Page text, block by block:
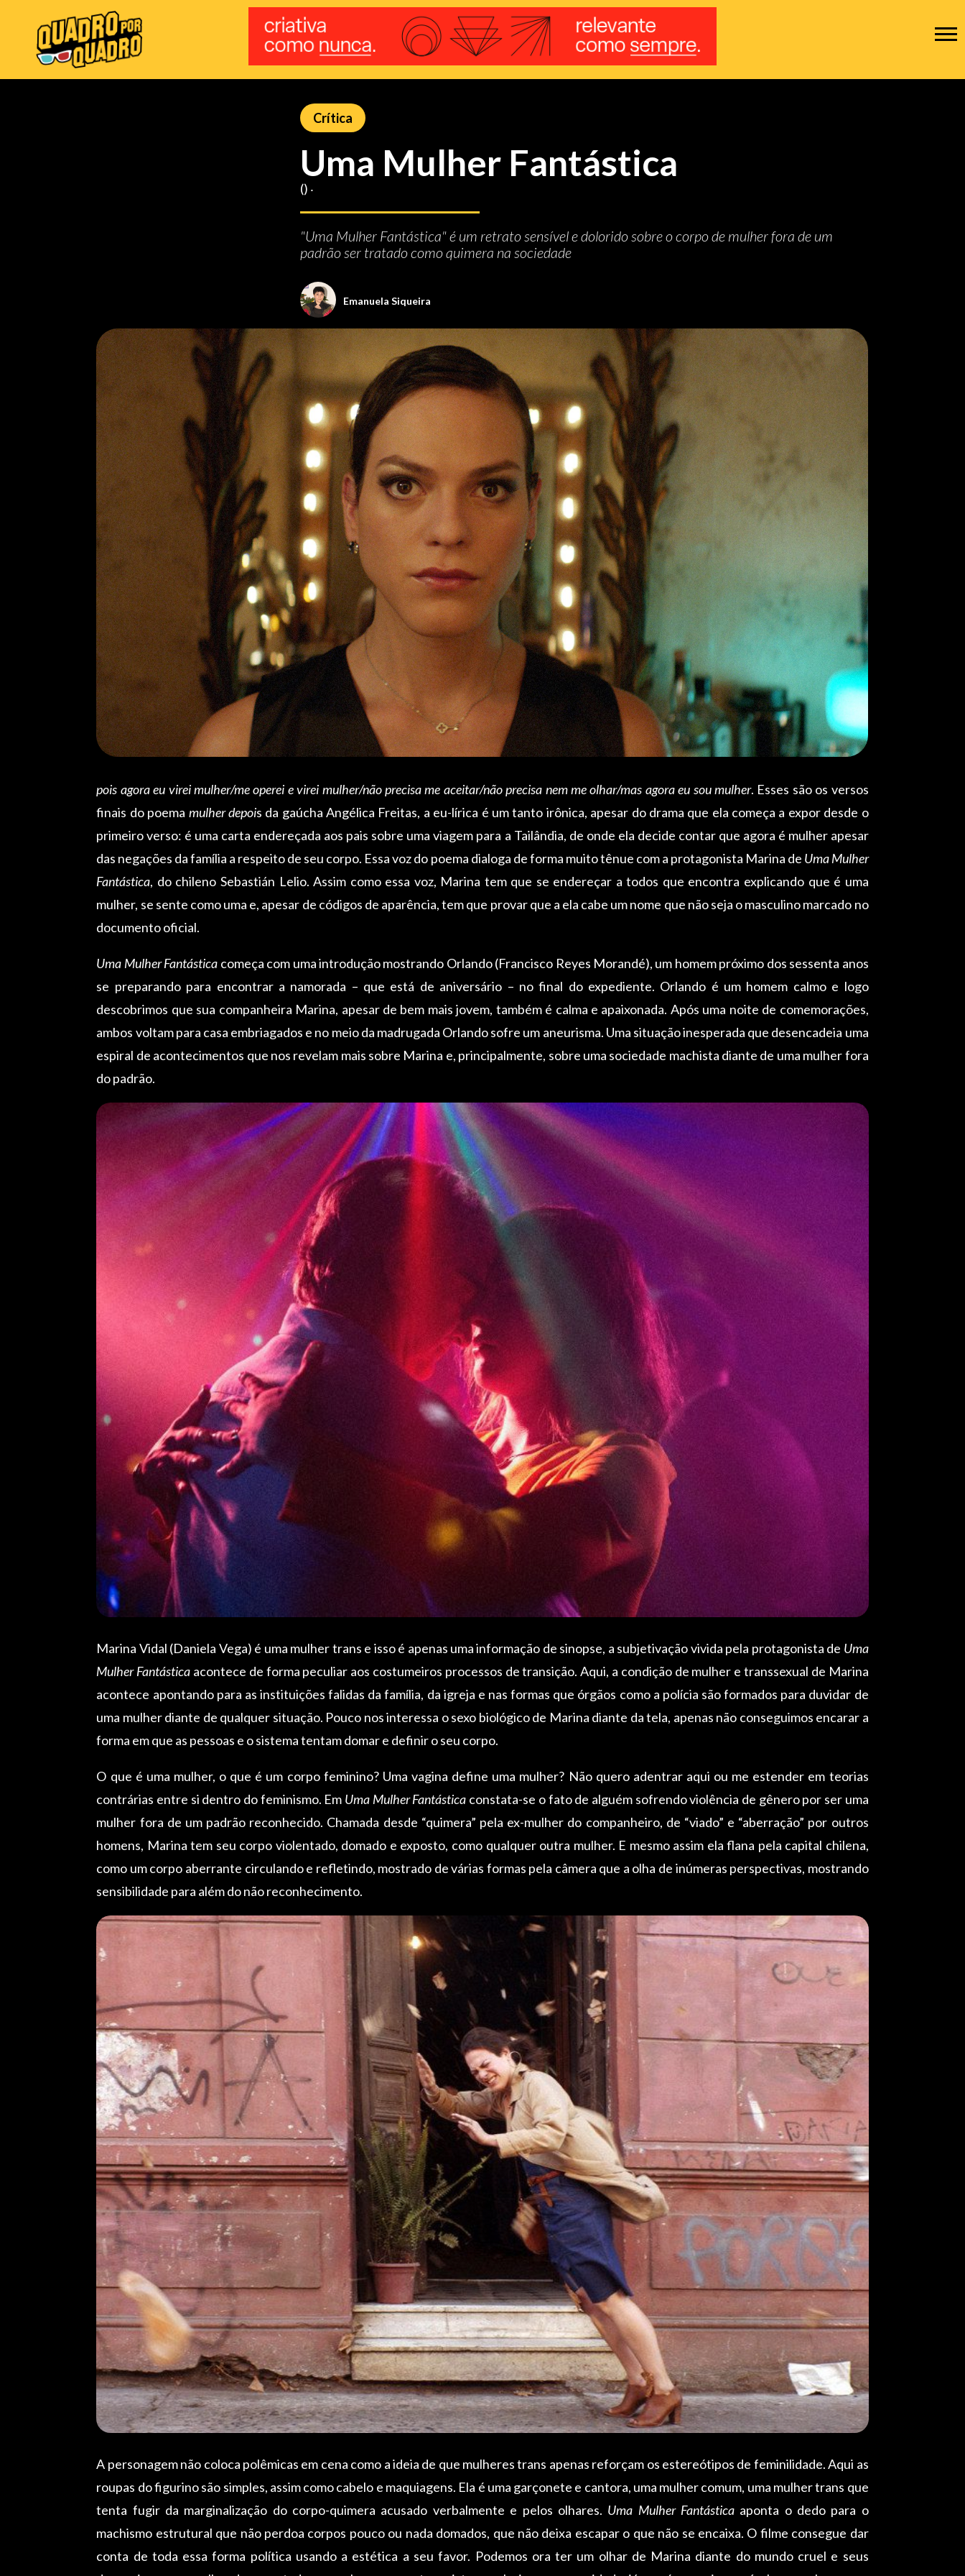
Crítica
Uma Mulher Fantástica
() ‧
"Uma Mulher Fantástica" é um retrato sensível e dolorido sobre o corpo de mulher fora de um
padrão ser tratado como quimera na sociedade
Emanuela Siqueira
pois agora eu virei mulher/me operei e virei mulher/não precisa me aceitar/não precisa nem me olhar/mas agora eu sou mulher. Esses são os versos
finais do poema mulher depois da gaúcha Angélica Freitas, a eu-lírica é um tanto irônica, apesar do drama que ela começa a expor desde o
primeiro verso: é uma carta endereçada aos pais sobre uma viagem para a Tailândia, de onde ela decide contar que agora é mulher apesar
das negações da família a respeito de seu corpo. Essa voz do poema dialoga de forma muito tênue com a protagonista Marina de Uma Mulher
Fantástica, do chileno Sebastián Lelio. Assim como essa voz, Marina tem que se endereçar a todos que encontra explicando que é uma
mulher, se sente como uma e, apesar de códigos de aparência, tem que provar que a ela cabe um nome que não seja o masculino marcado no
documento oficial.
Uma Mulher Fantástica começa com uma introdução mostrando Orlando (Francisco Reyes Morandé), um homem próximo dos sessenta anos
se preparando para encontrar a namorada – que está de aniversário – no final do expediente. Orlando é um homem calmo e logo
descobrimos que sua companheira Marina, apesar de bem mais jovem, também é calma e apaixonada. Após uma noite de comemorações,
ambos voltam para casa embriagados e no meio da madrugada Orlando sofre um aneurisma. Uma situação inesperada que desencadeia uma
espiral de acontecimentos que nos revelam mais sobre Marina e, principalmente, sobre uma sociedade machista diante de uma mulher fora
do padrão.
Marina Vidal (Daniela Vega) é uma mulher trans e isso é apenas uma informação de sinopse, a subjetivação vivida pela protagonista de Uma
Mulher Fantástica acontece de forma peculiar aos costumeiros processos de transição. Aqui, a condição de mulher e transsexual de Marina
acontece apontando para as instituições falidas da família, da igreja e nas formas que órgãos como a polícia são formados para duvidar de
uma mulher diante de qualquer situação. Pouco nos interessa o sexo biológico de Marina diante da tela, apenas não conseguimos encarar a
forma em que as pessoas e o sistema tentam domar e definir o seu corpo.
O que é uma mulher, o que é um corpo feminino? Uma vagina define uma mulher? Não quero adentrar aqui ou me estender em teorias
contrárias entre si dentro do feminismo. Em Uma Mulher Fantástica constata-se o fato de alguém sofrendo violência de gênero por ser uma
mulher fora de um padrão reconhecido. Chamada desde “quimera” pela ex-mulher do companheiro, de “viado” e “aberração” por outros
homens, Marina tem seu corpo violentado, domado e exposto, como qualquer outra mulher. E mesmo assim ela flana pela capital chilena,
como um corpo aberrante circulando e refletindo, mostrado de várias formas pela câmera que a olha de inúmeras perspectivas, mostrando
sensibilidade para além do não reconhecimento.
A personagem não coloca polêmicas em cena como a ideia de que mulheres trans apenas reforçam os estereótipos de feminilidade. Aqui as
roupas do figurino são simples, assim como cabelo e maquiagens. Ela é uma garçonete e cantora, uma mulher comum, uma mulher trans que
tenta fugir da marginalização do corpo-quimera acusado verbalmente e pelos olhares. Uma Mulher Fantásticaaponta o dedo para o
machismo estrutural que não perdoa corpos pouco ou nada domados, que não deixa escapar o que não se encaixa. O filme consegue dar
conta de toda essa forma política usando a estética a seu favor. Podemos ora ter um olhar de Marina diante do mundo cruel e seus